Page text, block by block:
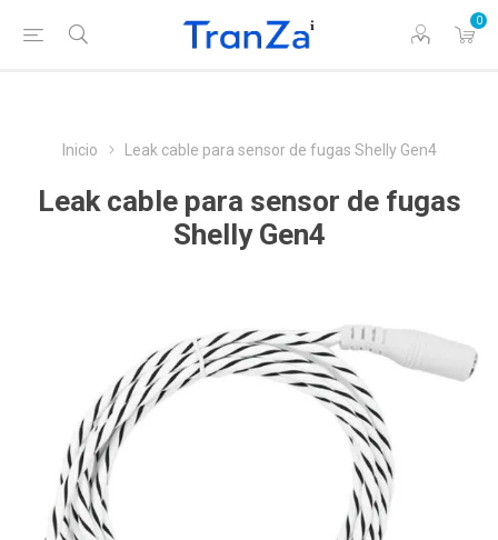
0
Inicio Leak cable para sensor de fugas Shelly Gen4
Leak cable para sensor de fugas
Shelly Gen4